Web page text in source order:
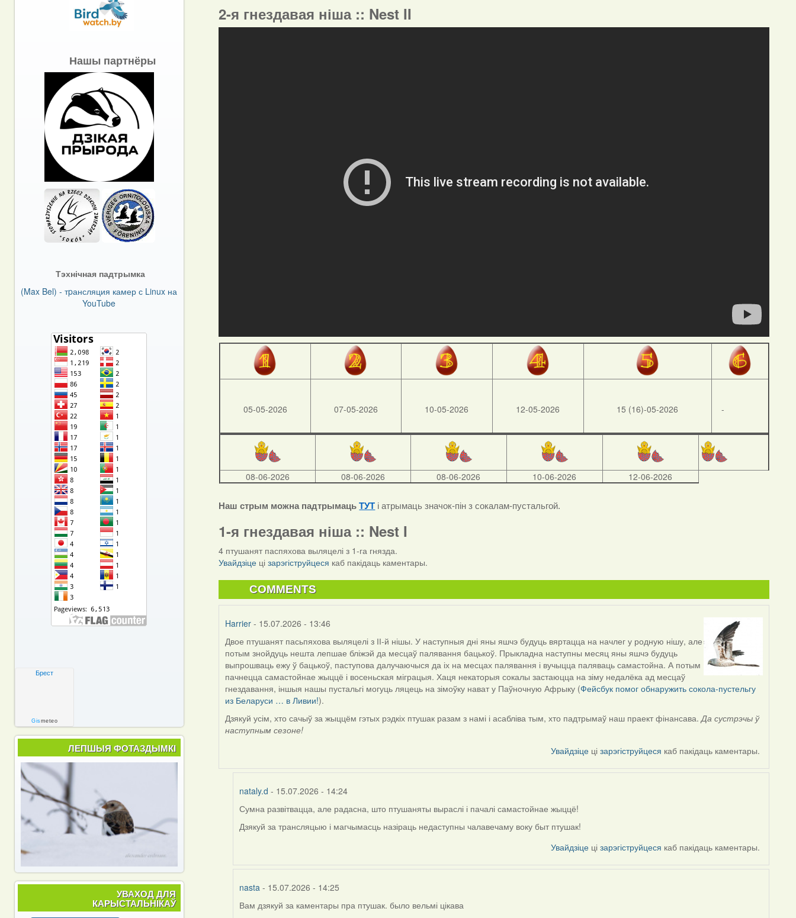
2-я гнездавая ніша :: Nest II
05-05-2026 07-05-2026 10-05-2026 12-05-2026 15 (16)-05-2026 -
08-06-2026 08-06-2026 08-06-2026 10-06-2026 12-06-2026
Наш стрым можна падтрымацьТУТ і атрымаць значок-пін з сокалам-пустальгой.
1-я гнездавая ніша :: Nest I
4 птушанят паспяхова выляцелі з 1-га гнязда.
Увайдзіце цізарэгіструйцеся каб пакідаць каментары.
COMMENTS
Harrier - 15.07.2026 - 13:46
Двое птушанят пасьпяхова выляцелі з ІІ-й нішы. У наступныя дні яны яшчэ будуць вяртацца на начлег у родную нішу, але
потым знойдуць нешта лепшае бліжэй да месцаў палявання бацькоў. Прыкладна наступны месяц яны яшчэ будуць
выпрошваць ежу ў бацькоў, паступова далучаючыся да іх на месцах палявання і вучыцца паляваць самастойна. А потым
пачнецца самастойнае жыццё і восеньская міграцыя. Хаця некаторыя сокалы застаюцца на зіму недалёка ад месцаў
гнездавання, іншыя нашы пустальгі могуць ляцець на зімоўку нават у Паўночную Афрыку (Фейсбук помог обнаружить сокола-пустельгу
из Беларуси … в Ливии!).
Дзякуй усім, хто сачыў за жыццём гэтых рэдкіх птушак разам з намі і асабліва тым, хто падтрымаў наш праект фінансава.Да сустрэчы ў
наступным сезоне!
Увайдзіце цізарэгіструйцеся каб пакідаць каментары.
nataly.d - 15.07.2026 - 14:24
In
reply
Harrier
Сумна развітвацца, але радасна, што птушаняты выраслі і пачалі самастойнае жыццё!
Дзякуй за трансляцыю і магчымасць назіраць недаступны чалавечаму воку быт птушак!
Увайдзіце цізарэгіструйцеся каб пакідаць каментары.
nasta- 15.07.2026 - 14:25
In
Вам дзякуй за каментары пра птушак. было вельмі цікава
Нашы партнёры
Тэхнічная падтрымка
(Max Bel) - тpансляция камер с Linux на
YouTube
Брест
Gismeteo
ЛЕПШЫЯ ФОТАЗДЫМКІ
УВАХОД ДЛЯ
КАРЫСТАЛЬНІКАЎ